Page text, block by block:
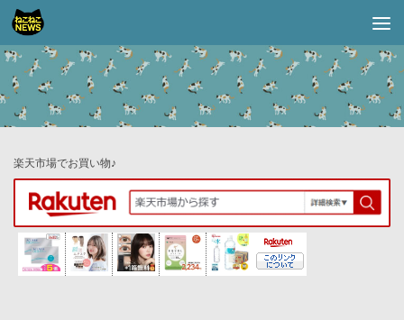
コンテンツへスキップ
楽天市場でお買い物♪